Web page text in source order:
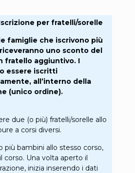
Iscrizione per fratelli/sorelle
famiglie che iscrivono più
uno sconto del
fratello aggiuntivo. I
essere iscritti
all’interno della
(unico ordine).
due (o più) fratelli/sorelle allo
a corsi diversi.
più bambini allo stesso corso,
corso. Una volta aperto il
inizia inserendo i dati